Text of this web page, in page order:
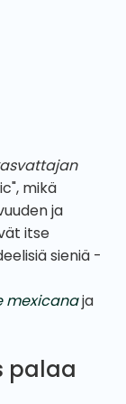
mikä
ja
itse
sieniä -
mexicanaja
palaa